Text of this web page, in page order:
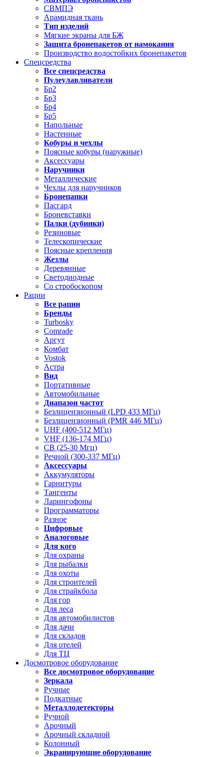
СВМПЭ
Арамидная ткань
Тип изделий
Мягкие экраны для БЖ
Защита бронепакетов от намокания
Производство водостойких бронепакетов
Спецсредства
Все спецсредства
Пулеулавливатели
Бр2
Бр3
Бр4
Бр5
Напольные
Настенные
Кобуры и чехлы
Поясные кобуры (наружные)
Аксессуары
Наручники
Металлические
Чехлы для наручников
Бронепапки
Пасгард
Броневставки
Палки (дубинки)
Резиновые
Телескопические
Поясные крепления
Жезлы
Деревянные
Светодиодные
Со стробоскопом
Рации
Все рации
Бренды
Turbosky
Comrade
Аргут
Комбат
Vostok
Астра
Вид
Портативные
Автомобильные
Диапазон частот
Безлицензионный (LPD 433 МГц)
Безлицензионный (PMR 446 МГц)
UHF (400-512 МГц)
VHF (136-174 МГц)
CB (25-30 Мгц)
Речной (300-337 МГц)
Аксессуары
Аккумуляторы
Гарнитуры
Тангенты
Ларингофоны
Программаторы
Разное
Цифровые
Аналоговые
Для кого
Для охраны
Для рыбалки
Для охоты
Для строителей
Для страйкбола
Для гор
Для леса
Для автомобилистов
Для дачи
Для складов
Для отелей
Для ТЦ
Досмотровое оборудование
Все досмотровое оборудование
Зеркала
Ручные
Подкатные
Металлодетекторы
Ручной
Арочный
Арочный складной
Колонный
Экранирующие оборудование